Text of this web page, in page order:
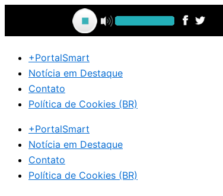
Ir
o
conteúdo+PortalSmart
Notícia em Destaque
Contato
Política de Cookies (BR)
+PortalSmart
Notícia em Destaque
Contato
Política de Cookies (BR)